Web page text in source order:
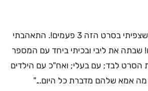
"ערן, רציתי לספר לך שצפיתי בסרט הזה 3 פעמים!. התאהבתי
שבתה את ליבי ובכיתי ביחד עם המספר
הסרט לבד; עם בעלי; ואח"כ עם הילדים
מה אמא שלהם מדברת כל היום..."